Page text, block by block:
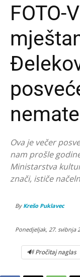
FOTO-
Ova je večer
nam prošle
Ministarstva
znači, ističe
By Krešo Puklavec
Ponedjeljak, 27. svibnja
🔊 Pročitaj naglas